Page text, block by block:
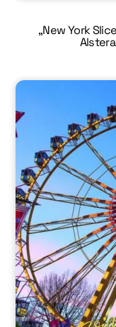
„New York